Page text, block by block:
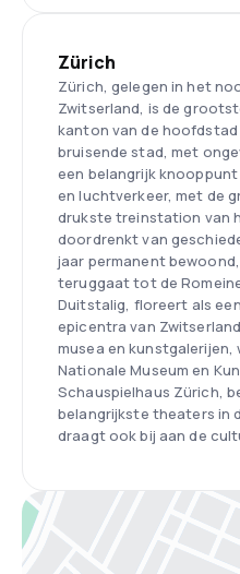
Zürich
Zürich, gelegen in het
Zwitserland, is de
kanton van de hoofdstad
bruisende stad, met
een belangrijk
en luchtverkeer, met de
drukste treinstation van
doordrenkt van
jaar permanent
teruggaat tot de
Duitstalig, floreert als
epicentra van
musea en
Nationale Museum en
Schauspielhaus Zürich,
belangrijkste theaters in
draagt ook bij aan de